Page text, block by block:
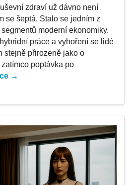
zdraví už dávno není
se šeptá. Stalo se jedním z
moderní ekonomiky.
práce a vyhoření se lidé
stejně přirozeně jako o
poptávka po
→